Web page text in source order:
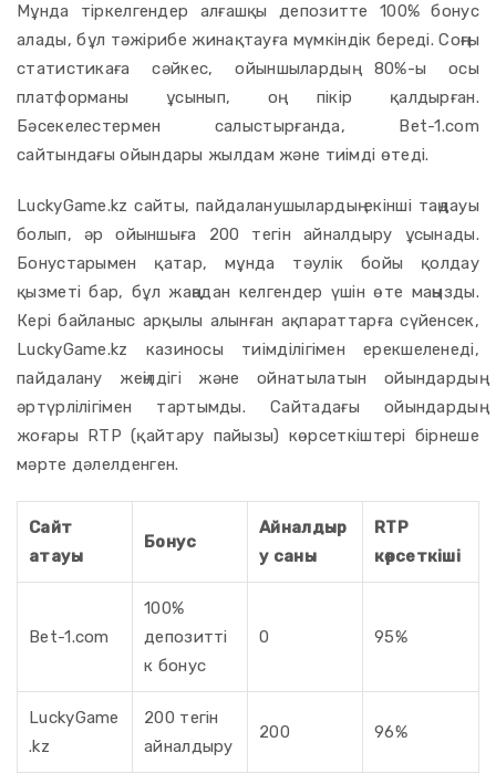
Мұнда тіркелгендер алғашқы депозитте 100% бонус
алады, бұл тәжірибе жинақтауға мүмкіндік береді. Соңғы
статистикаға сәйкес, ойыншылардың 80%-ы осы
платформаны ұсынып, оң пікір қалдырған.
Бәсекелестермен салыстырғанда, Bet-1.com
сайтындағы ойындары жылдам және тиімді өтеді.
LuckyGame.kz сайты, пайдаланушылардың екінші таңдауы
болып, әр ойыншыға 200 тегін айналдыру ұсынады.
Бонустарымен қатар, мұнда тәулік бойы қолдау
қызметі бар, бұл жаңадан келгендер үшін өте маңызды.
Кері байланыс арқылы алынған ақпараттарға сүйенсек,
LuckyGame.kz казиносы тиімділігімен ерекшеленеді,
пайдалану жеңілдігі және ойнатылатын ойындардың
әртүрлілігімен тартымды. Сайтадағы ойындардың
жоғары RTP (қайтару пайызы) көрсеткіштері бірнеше
мәрте дәлелденген.
Сайт
атауы
Бонус
Айналдыр
у саны
RTP
көрсеткіші
Bet-1.com
100%
депозитті
к бонус
0 95%
LuckyGame
.kz
200 тегін
айналдыру
200 96%